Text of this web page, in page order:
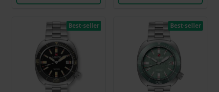
Best-seller Best-seller